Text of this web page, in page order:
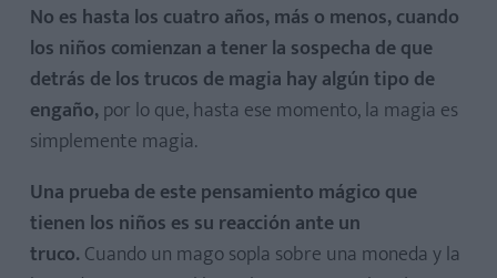
No es hasta los cuatro años, más o menos, cuando
los niños comienzan a tener la sospecha de que
detrás de los trucos de magia hay algún tipo de
engaño,por lo que, hasta ese momento, la magia es
simplemente magia.
Una prueba de este pensamiento mágico que
tienen los niños es su reacción ante un
truco. Cuando un mago sopla sobre una moneda y la